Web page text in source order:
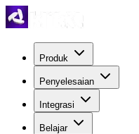
Produk
Penyelesaian
Integrasi
Belajar